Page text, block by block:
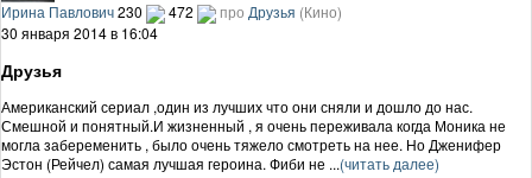
Ирина Павлович230 472 про Друзья (Кино)
30 января 2014 в 16:04
Друзья
Американский сериал ,один из лучших что они сняли и дошло до нас.
Смешной и понятный.И жизненный , я очень переживала когда Моника не
могла забеременить , было очень тяжело смотреть на нее. Но Дженифер
Эстон (Рейчел) самая лучшая героина. Фиби не ...(читать далее)